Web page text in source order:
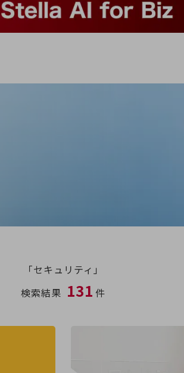
「セキュリティ」
検索結果 131 件